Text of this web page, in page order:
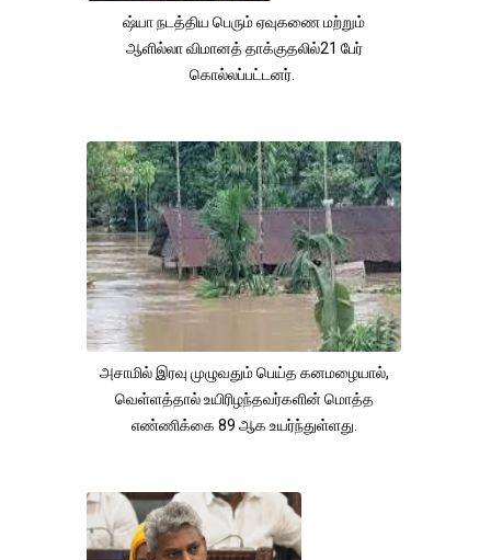
ஷ்யா நடத்திய பெரும் ஏவுகணை மற்றும்
ஆளில்லா விமானத் தாக்குதலில்21 பேர்
கொல்லப்பட்டனர்.
அசாமில் இரவு முழுவதும் பெய்த கனமழையால்,
வெள்ளத்தால் உயிரிழந்தவர்களின் மொத்த
எண்ணிக்கை 89 ஆக உயர்ந்துள்ளது.